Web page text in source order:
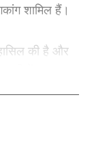
शामिल हैं।
की है और
रकम……